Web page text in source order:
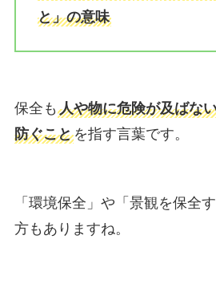
と」の意味
保全も 人や物に危険が及ばな
防ぐことを指す言葉です。
「環境保全」や「景観を保全
方もありますね。